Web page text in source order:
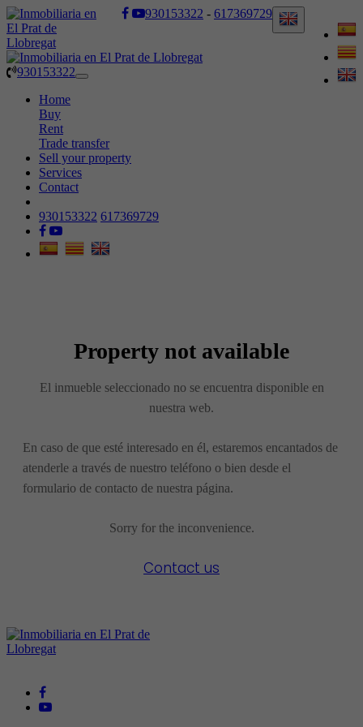
930153322 - 617369729
930153322
Toggle
Home
Buy
Rent
Trade transfer
Sell your property
Services
Contact
930153322 617369729
Property not available
El inmueble seleccionado no se encuentra disponible en
nuestra web.
En caso de que esté interesado en él, estaremos encantados de
atenderle a través de nuestro teléfono o bien desde el
formulario de contacto de nuestra página.
Sorry for the inconvenience.
Contact us